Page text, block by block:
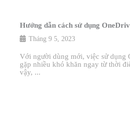
Hướng dẫn cách sử dụng
Tháng 9 5, 2023
Với người dùng mới, việc sử dụng
gặp nhiều khó khăn ngay từ thời
vậy, ...